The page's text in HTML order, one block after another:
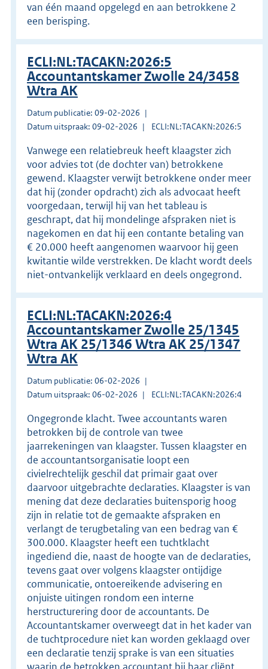
van één maand opgelegd en aan betrokkene 2
een berisping.
ECLI:NL:TACAKN:2026:5
Accountantskamer Zwolle 24/3458
Wtra AK
Datum publicatie: 09-02-2026
Datum uitspraak: 09-02-2026
ECLI:NL:TACAKN:2026:5
Vanwege een relatiebreuk heeft klaagster zich
voor advies tot (de dochter van) betrokkene
gewend. Klaagster verwijt betrokkene onder meer
dat hij (zonder opdracht) zich als advocaat heeft
voorgedaan, terwijl hij van het tableau is
geschrapt, dat hij mondelinge afspraken niet is
nagekomen en dat hij een contante betaling van
€ 20.000 heeft aangenomen waarvoor hij geen
kwitantie wilde verstrekken. De klacht wordt deels
niet-ontvankelijk verklaard en deels ongegrond.
ECLI:NL:TACAKN:2026:4
Accountantskamer Zwolle 25/1345
Wtra AK 25/1346 Wtra AK 25/1347
Wtra AK
Datum publicatie: 06-02-2026
Datum uitspraak: 06-02-2026
ECLI:NL:TACAKN:2026:4
Ongegronde klacht. Twee accountants waren
betrokken bij de controle van twee
jaarrekeningen van klaagster. Tussen klaagster en
de accountantsorganisatie loopt een
civielrechtelijk geschil dat primair gaat over
daarvoor uitgebrachte declaraties. Klaagster is van
mening dat deze declaraties buitensporig hoog
zijn in relatie tot de gemaakte afspraken en
verlangt de terugbetaling van een bedrag van €
300.000. Klaagster heeft een tuchtklacht
ingediend die, naast de hoogte van de declaraties,
tevens gaat over volgens klaagster ontijdige
communicatie, ontoereikende advisering en
onjuiste uitingen rondom een interne
herstructurering door de accountants. De
Accountantskamer overweegt dat in het kader van
de tuchtprocedure niet kan worden geklaagd over
een declaratie tenzij sprake is van een situaties
waarin de betrokken accountant bij haar cliënt